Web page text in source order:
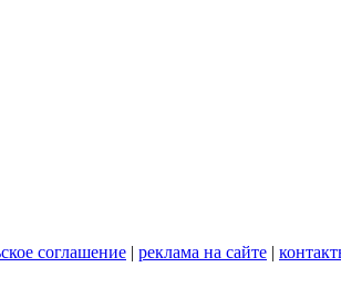
соглашение реклама на сайте